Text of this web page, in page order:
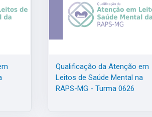
Qualificação da Atenção em
Leitos de Saúde Mental na
RAPS-MG - Turma 0626